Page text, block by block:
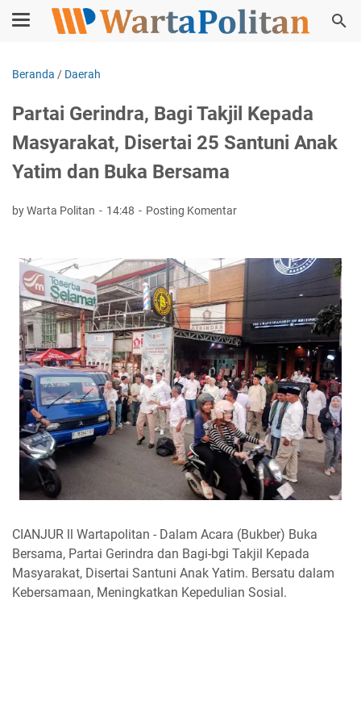
Beranda / Daerah
Partai Gerindra, Bagi Takjil Kepada
Masyarakat, Disertai 25 Santuni Anak
Yatim dan Buka Bersama
by Warta Politan 14:48 Posting Komentar
CIANJUR ll Wartapolitan - Dalam Acara (Bukber) Buka
Bersama, Partai Gerindra dan Bagi-bgi Takjil Kepada
Masyarakat, Disertai Santuni Anak Yatim. Bersatu dalam
Kebersamaan, Meningkatkan Kepedulian Sosial.